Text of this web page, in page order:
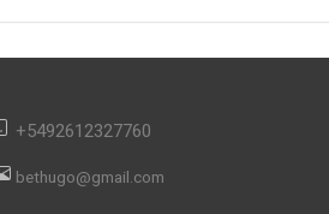
+5492612327760
bethugo@gmail.com